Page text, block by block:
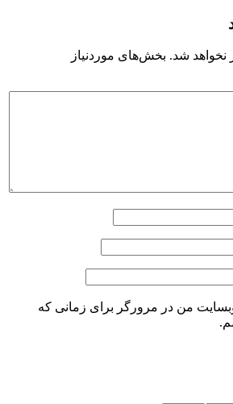
نخواهد شد. بخش‌های موردنیاز
وبسایت من در مرورگر برای زمانی که